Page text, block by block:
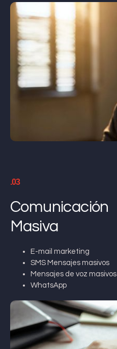
.03
Comunicación
Masiva
E-mail marketing
SMS Mensajes masivos
Mensajes de voz masivos
WhatsApp